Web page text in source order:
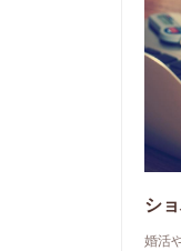
婚活